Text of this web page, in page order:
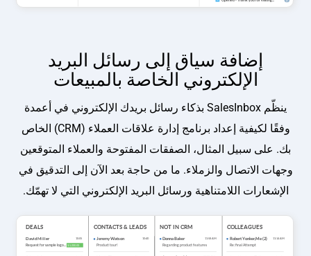
إضافة سياق إلى رسائل البريد
الإلكتروني الخاصة بالمبيعات
ينظّم SalesInbox بذكاء رسائل بريدك الإلكتروني في أعمدة
وفقًا لكيفية إعداد برنامج إدارة علاقات العملاء (CRM) الخاص
بك. على سبيل المثال، الصفقات المفتوحة والعملاء المتوقعين
وجهات الاتصال والزملاء. ما من حاجة بعد الآن إلى التدقيق في
الإشعارات اللامتناهية ورسائل البريد الإلكتروني التي لا تهمّك.